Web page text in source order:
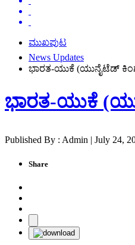
ಮುಖಪುಟ
News Updates
ಭಾರತ-ಯುಕೆ (ಯುನೈಟೆಡ್‌
ಭಾರತ-ಯುಕೆ
Published By : Admin | July 24,
Share